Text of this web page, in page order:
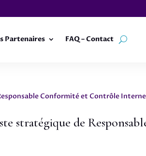
Partenaires FAQ – Contact
stratégique de